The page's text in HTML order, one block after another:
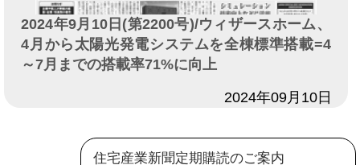
2024年9月10日(第2200号)/ウィザースホーム、
4月から太陽光発電システムを全棟標準搭載=4
～7月までの搭載率71%に向上
2024年09月10日
住宅産業新聞定期購読のご案内